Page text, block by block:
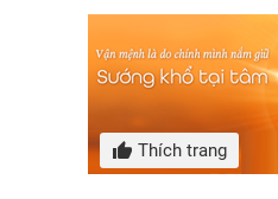
Thích trang